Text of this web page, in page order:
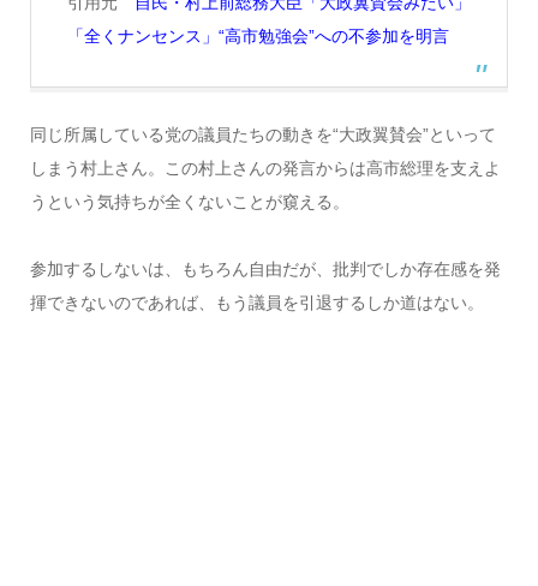
「全くナンセンス」“高市勉強会”への不参加を明言
同じ所属している党の議員たちの動きを“大政翼賛会”といって
しまう村上さん。この村上さんの発言からは高市総理を支えよ
うという気持ちが全くないことが窺える。
参加するしないは、もちろん自由だが、批判でしか存在感を発
揮できないのであれば、もう議員を引退するしか道はない。